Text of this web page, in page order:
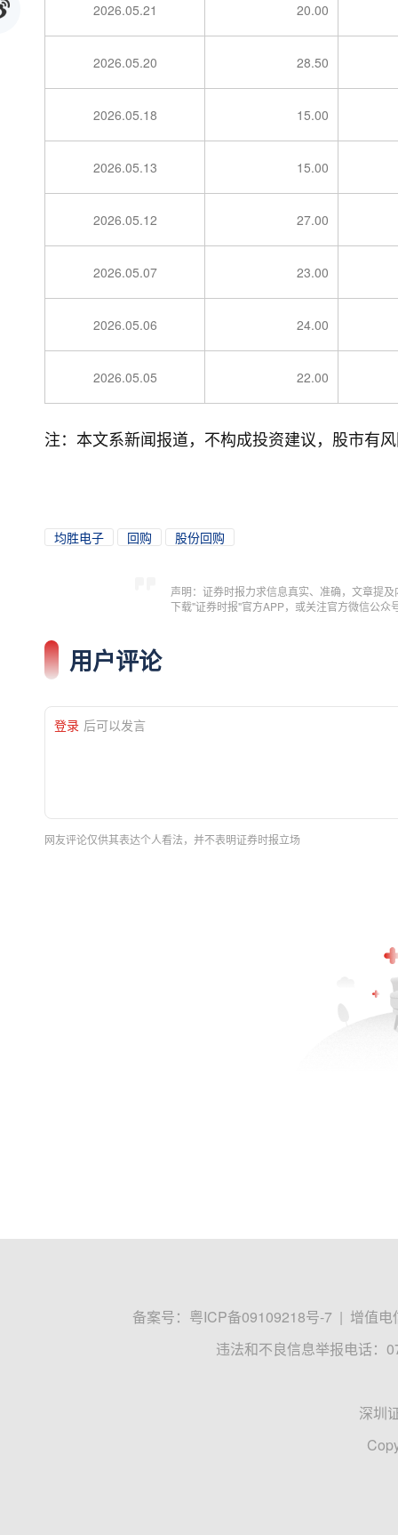
2026.05.21 20.00
2026.05.20 28.50
2026.05.18 15.00
2026.05.13 15.00
2026.05.12 27.00
2026.05.07 23.00
2026.05.06 24.00
2026.05.05 22.00
注：本文系新闻报道，不构成投资建议，股市有
均胜电子 回购 股份回购
声明：证券时报力求信息真实、准确，文章提
下载"证券时报"官方APP，或关注官方微信公
用户评论
登录 后可以发言
网友评论仅供其表达个人看法，并不表明证券时报立场
备案号： 粤ICP备09109218号-7 | 增值电
违法和不良信息举报电话：
深圳